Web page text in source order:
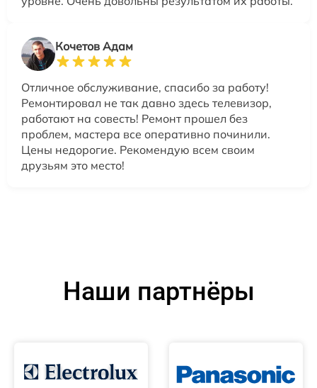
Кочетов Адам
Отличное обслуживание, спасибо за работу!
Ремонтировал не так давно здесь телевизор,
работают на совесть! Ремонт прошел без
проблем, мастера все оперативно починили.
Цены недорогие. Рекомендую всем своим
друзьям это место!
Наши партнёры